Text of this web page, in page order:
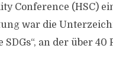
Conference (HSC)
war die
an der über